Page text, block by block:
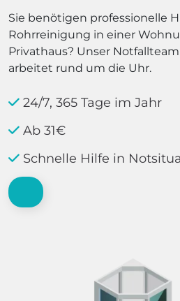
Sie benötigen professionelle
Rohrreinigung in einer
Privathaus? Unser
arbeitet rund um die Uhr.
24/7, 365 Tage im Jahr
Ab 31€
Schnelle Hilfe in